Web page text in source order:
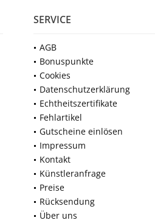
SERVICE
AGB
Bonuspunkte
Cookies
Datenschutzerklärung
Echtheitszertifikate
Fehlartikel
Gutscheine einlösen
Impressum
Kontakt
Künstleranfrage
Preise
Rücksendung
Über uns